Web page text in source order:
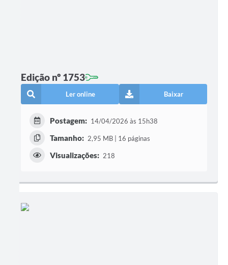
Edição nº 1753
Ler online Baixar
Postagem: 14/04/2026 às 15h38
Tamanho: 2,95 MB | 16 páginas
Visualizações: 218